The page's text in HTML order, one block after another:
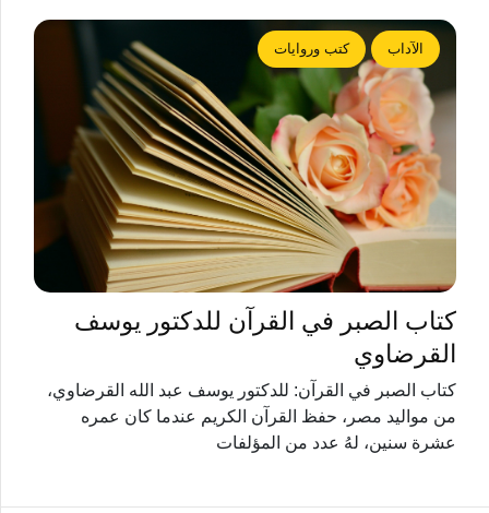
الآداب كتب وروايات
كتاب الصبر في القرآن للدكتور يوسف
القرضاوي
كتاب الصبر في القرآن: للدكتور يوسف عبد الله القرضاوي،
من مواليد مصر، حفظ القرآن الكريم عندما كان عمره
عشرة سنين، لهُ عدد من المؤلفات